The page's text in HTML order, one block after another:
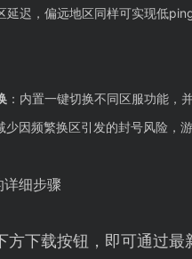
延迟，偏远地区同样可实现低
：内置一键切换不同区服功能，
少因频繁换区引发的封号风险，游
详细步骤
方下载按钮，即可通过最